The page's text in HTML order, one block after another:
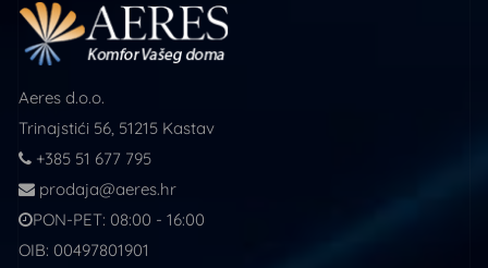
Aeres d.o.o.
Trinajstići 56, 51215 Kastav
+385 51 677 795
prodaja@aeres.hr
PON-PET: 08:00 - 16:00
OIB: 00497801901